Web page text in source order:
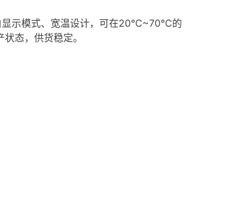
显示模式、宽温设计，可在20℃~70℃的
态，供货稳定。